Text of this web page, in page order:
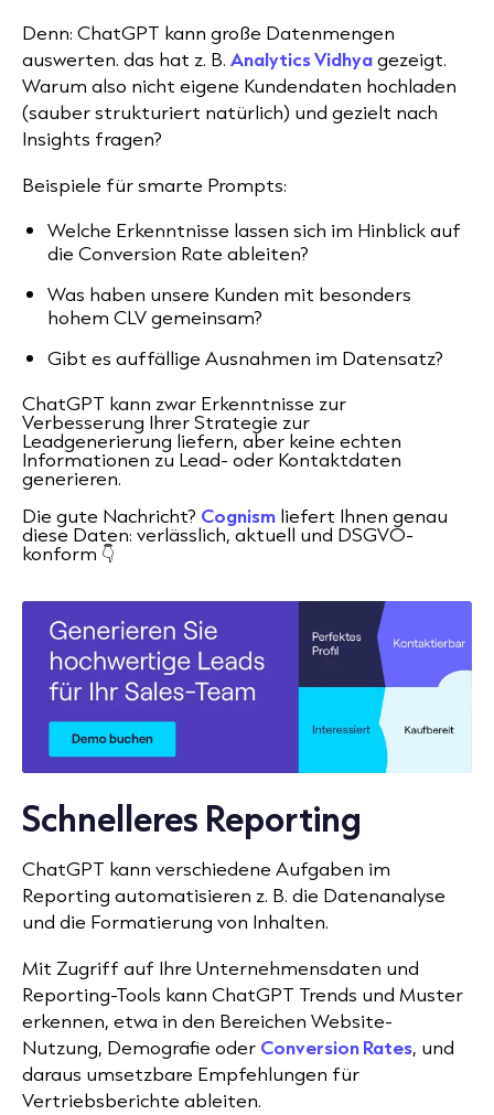
Denn: ChatGPT kann große Datenmengen
auswerten. das hat z. B. Analytics Vidhyagezeigt.
Warum also nicht eigene Kundendaten hochladen
(sauber strukturiert natürlich) und gezielt nach
Insights fragen?
Beispiele für smarte Prompts:
Welche Erkenntnisse lassen sich im Hinblick auf
die Conversion Rate ableiten?
Was haben unsere Kunden mit besonders
hohem CLV gemeinsam?
Gibt es auffällige Ausnahmen im Datensatz?
ChatGPT kann zwar Erkenntnisse zur
Verbesserung Ihrer Strategie zur
Leadgenerierung liefern, aber keine echten
Informationen zu Lead- oder Kontaktdaten
generieren.
Die gute Nachricht? Cognism liefert Ihnen genau
diese Daten: verlässlich, aktuell und DSGVO-
konform 👇
Schnelleres Reporting
ChatGPT kann verschiedene Aufgaben im
Reporting automatisieren z. B. die Datenanalyse
und die Formatierung von Inhalten.
Mit Zugriff auf Ihre Unternehmensdaten und
Reporting-Tools kann ChatGPT Trends und Muster
erkennen, etwa in den Bereichen Website-
Nutzung, Demografie oder Conversion Rates, und
daraus umsetzbare Empfehlungen für
Vertriebsberichte ableiten.